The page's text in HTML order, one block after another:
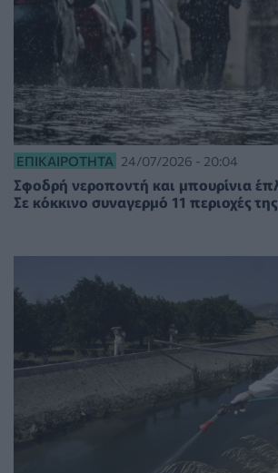
ΕΠΙΚΑΙΡΌΤΗΤΑ 24/07/2026 - 20:04
Σφοδρή νεροποντή και μπουρίνια
Σε κόκκινο συναγερμό 11 περιοχές